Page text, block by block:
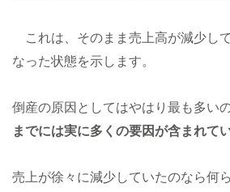
これは、そのまま売上高が減少し
なった状態を示します。
倒産の原因としてはやはり最も多い
までには実に多くの要因が含まれて
売上が徐々に減少していたのなら何